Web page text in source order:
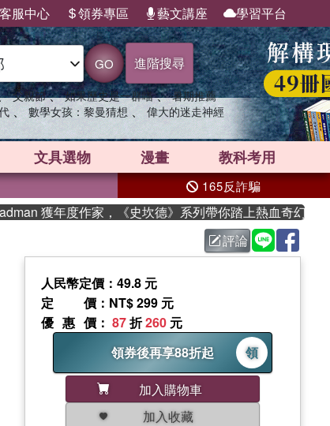
客服中心 領券專區 藝文講座 學習平台
GO 進階搜尋
父親節 、 如果歷史是一群喵 、 暑期推薦
、 數學女孩：黎曼猜想 、 偉大的迷走神經
文具選物 漫畫 教科考用
165反詐騙
度作家，《史坎德》系列帶你踏上熱血奇幻旅程
評論
人民幣定價：49.8 元
定價 ：NT$ 299 元
優惠價 ： 87折260 元
領券後再享88折起
領
加入購物車
加入收藏